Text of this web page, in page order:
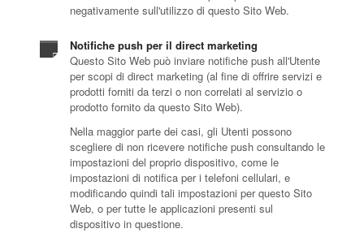
negativamente sull'utilizzo di questo Sito Web.
Notifiche push per il direct marketing
Questo Sito Web può inviare notifiche push all'Utente
per scopi di direct marketing (al fine di offrire servizi e
prodotti forniti da terzi o non correlati al servizio o
prodotto fornito da questo Sito Web).
Nella maggior parte dei casi, gli Utenti possono
scegliere di non ricevere notifiche push consultando le
impostazioni del proprio dispositivo, come le
impostazioni di notifica per i telefoni cellulari, e
modificando quindi tali impostazioni per questo Sito
Web, o per tutte le applicazioni presenti sul
dispositivo in questione.